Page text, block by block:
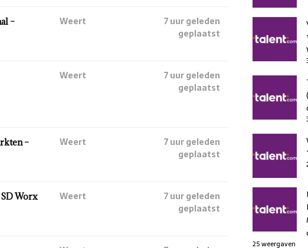
– Weert
7 uur geleden
geplaatst
Weert
7 uur geleden
geplaatst
– Weert
7 uur geleden
geplaatst
Worx Weert
7 uur geleden
geplaatst
25 weergaven